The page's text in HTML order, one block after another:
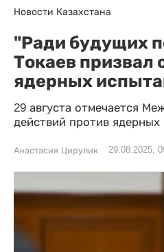
Новости Казахстана
"Ради будущих
Токаев призвал
ядерных
29 августа отмечается
действий против
Анастасия Цирулик 29.08.2025,